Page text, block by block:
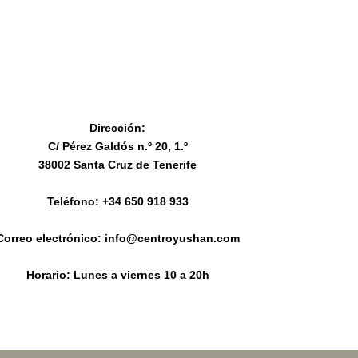
Dirección:
C/ Pérez Galdós n.º 20, 1.º
38002 Santa Cruz de Tenerife
Teléfono: +34 650 918 933
electrónico: info@centroyushan.com
Horario: Lunes a viernes 10 a 20h